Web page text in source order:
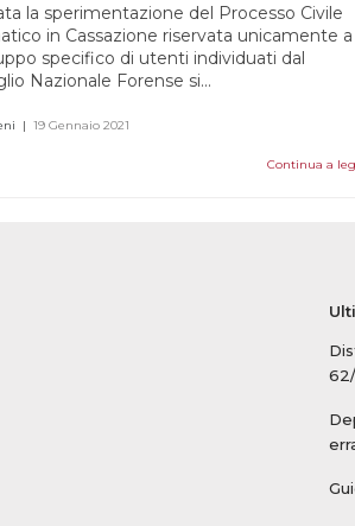
la sperimentazione del Processo Civile
in Cassazione riservata unicamente a
specifico di utenti individuati dal
Nazionale Forense si...
| 19 Gennaio 2021
Continua a